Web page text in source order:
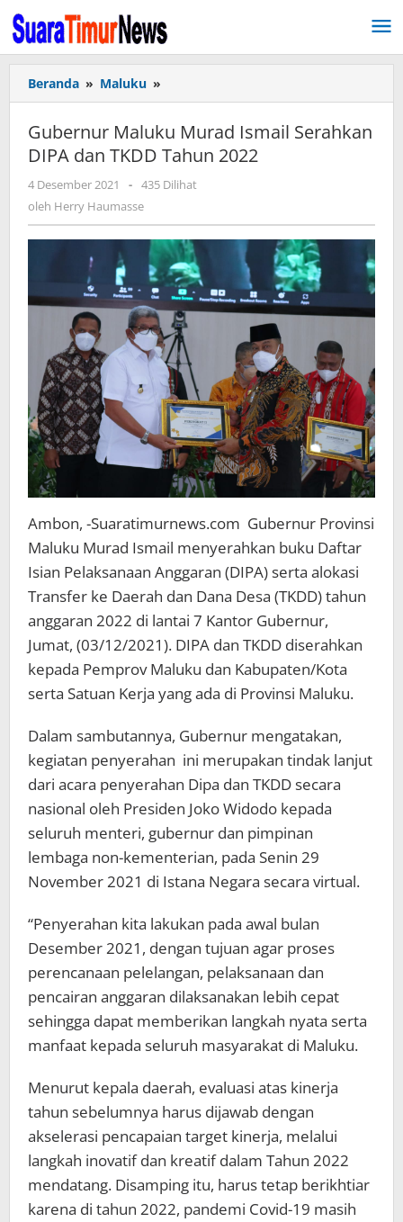
Lewati
ke
konten
Beranda » Maluku »
Maluku
Ismail
Serahkan
DIPA
2022
Gubernur Maluku Murad Ismail Serahkan
DIPA dan TKDD Tahun 2022
4 Desember 2021
oleh
Herry
- 435 Dilihat
oleh Herry Haumasse
Ambon, -Suaratimurnews.com Gubernur Provinsi
Maluku Murad Ismail menyerahkan buku Daftar
Isian Pelaksanaan Anggaran (DIPA) serta alokasi
Transfer ke Daerah dan Dana Desa (TKDD) tahun
anggaran 2022 di lantai 7 Kantor Gubernur,
Jumat, (03/12/2021). DIPA dan TKDD diserahkan
kepada Pemprov Maluku dan Kabupaten/Kota
serta Satuan Kerja yang ada di Provinsi Maluku.
Dalam sambutannya, Gubernur mengatakan,
kegiatan penyerahan ini merupakan tindak lanjut
dari acara penyerahan Dipa dan TKDD secara
nasional oleh Presiden Joko Widodo kepada
seluruh menteri, gubernur dan pimpinan
lembaga non-kementerian, pada Senin 29
November 2021 di Istana Negara secara virtual.
“Penyerahan kita lakukan pada awal bulan
Desember 2021, dengan tujuan agar proses
perencanaan pelelangan, pelaksanaan dan
pencairan anggaran dilaksanakan lebih cepat
sehingga dapat memberikan langkah nyata serta
manfaat kepada seluruh masyarakat di Maluku.
Menurut kepala daerah, evaluasi atas kinerja
tahun sebelumnya harus dijawab dengan
akselerasi pencapaian target kinerja, melalui
langkah inovatif dan kreatif dalam Tahun 2022
mendatang. Disamping itu, harus tetap berikhtiar
karena di tahun 2022, pandemi Covid-19 masih